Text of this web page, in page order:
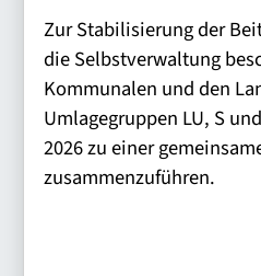
Zur Stabilisierung der
die Selbstverwaltung
Kommunalen und den
Umlagegruppen LU, S
2026 zu einer
zusammenzuführen.